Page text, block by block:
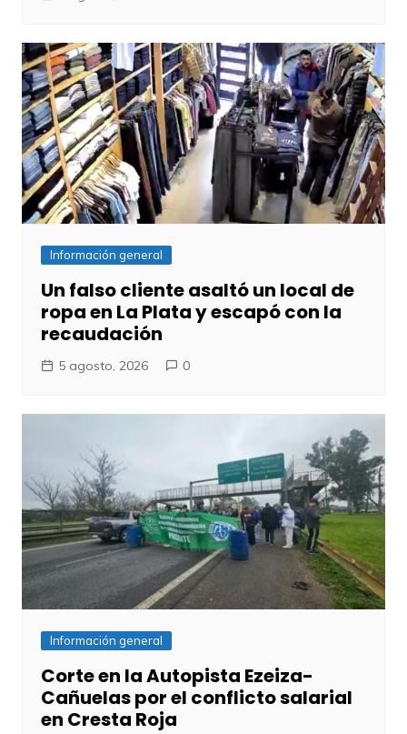
Información general
Un falso cliente asaltó un local de
ropa en La Plata y escapó con la
recaudación
5 agosto, 2026 0
Información general
Corte en la Autopista Ezeiza-
Cañuelas por el conflicto salarial
en Cresta Roja